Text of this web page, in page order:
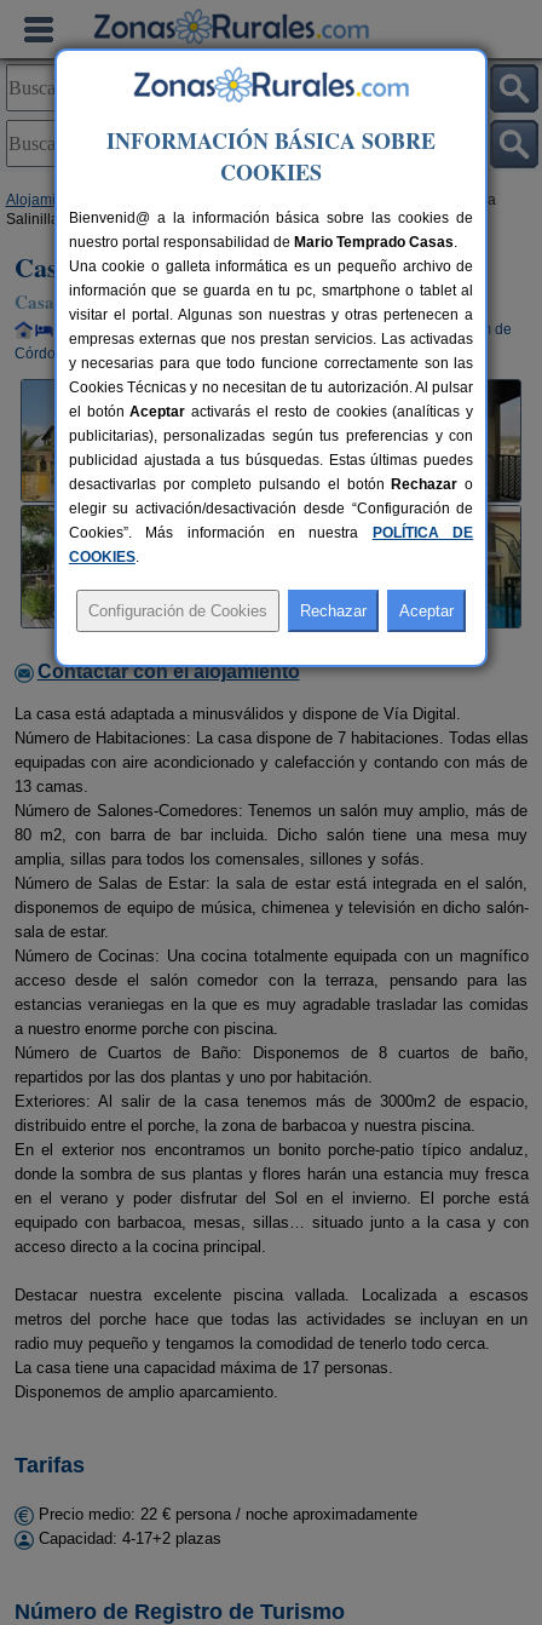
Alojamientos
> Casa Rural Paraje La
Salinilla
Casa Rural Paraje La Salinilla
Casa Rural en Palenciana (Córdoba)
Alquiler completo y por habitaciones 4-17+2 plazas
100 km de
Córdoba
Contactar con el alojamiento
La casa está adaptada a minusválidos y dispone de Vía Digital.
Número de Habitaciones: La casa dispone de 7 habitaciones. Todas ellas
equipadas con aire acondicionado y calefacción y contando con más de
13 camas.
Número de Salones-Comedores: Tenemos un salón muy amplio, más de
80 m2, con barra de bar incluida. Dicho salón tiene una mesa muy
amplia, sillas para todos los comensales, sillones y sofás.
Número de Salas de Estar: la sala de estar está integrada en el salón,
disponemos de equipo de música, chimenea y televisión en dicho salón-
sala de estar.
Número de Cocinas: Una cocina totalmente equipada con un magnífico
acceso desde el salón comedor con la terraza, pensando para las
estancias veraniegas en la que es muy agradable trasladar las comidas
a nuestro enorme porche con piscina.
Número de Cuartos de Baño: Disponemos de 8 cuartos de baño,
repartidos por las dos plantas y uno por habitación.
Exteriores: Al salir de la casa tenemos más de 3000m2 de espacio,
distribuido entre el porche, la zona de barbacoa y nuestra piscina.
En el exterior nos encontramos un bonito porche-patio típico andaluz,
donde la sombra de sus plantas y flores harán una estancia muy fresca
en el verano y poder disfrutar del Sol en el invierno. El porche está
equipado con barbacoa, mesas, sillas… situado junto a la casa y con
acceso directo a la cocina principal.
Destacar nuestra excelente piscina vallada. Localizada a escasos
metros del porche hace que todas las actividades se incluyan en un
radio muy pequeño y tengamos la comodidad de tenerlo todo cerca.
La casa tiene una capacidad máxima de 17 personas.
Disponemos de amplio aparcamiento.
Tarifas
Precio medio: 22 € persona / noche aproximadamente
Capacidad: 4-17+2 plazas
Número de Registro de Turismo
INFORMACIÓN BÁSICA SOBRE
COOKIES
Bienvenid@ a la información básica sobre las cookies de
nuestro portal responsabilidad de Mario Temprado Casas.
Una cookie o galleta informática es un pequeño archivo de
información que se guarda en tu pc, smartphone o tablet al
visitar el portal. Algunas son nuestras y otras pertenecen a
empresas externas que nos prestan servicios. Las activadas
y necesarias para que todo funcione correctamente son las
Cookies Técnicas y no necesitan de tu autorización. Al pulsar
el botónAceptar activarás el resto de cookies (analíticas y
publicitarias), personalizadas según tus preferencias y con
publicidad ajustada a tus búsquedas. Estas últimas puedes
desactivarlas por completo pulsando el botón Rechazar o
elegir su activación/desactivación desde “Configuración de
Cookies”. Más información en nuestra
POLÍTICA DE
COOKIES.